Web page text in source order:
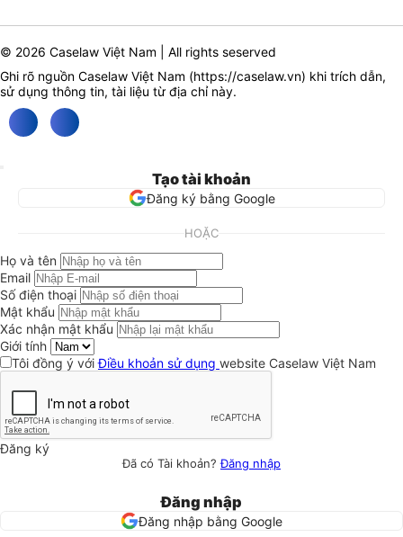
© 2026 Caselaw Việt Nam | All rights seserved
Ghi rõ nguồn Caselaw Việt Nam (https://caselaw.vn) khi trích dẫn,
sử dụng thông tin, tài liệu từ địa chỉ này.
Tạo tài khoản
Đăng ký bằng Google
HOẶC
Họ và tên
Email
Số điện thoại
Mật khẩu
Xác nhận mật khẩu
Giới tính
Tôi đồng ý vớiĐiều khoản sử dụng website Caselaw Việt Nam
Đăng ký
Đã có Tài khoản?Đăng nhập
Đăng nhập
Đăng nhập bằng Google